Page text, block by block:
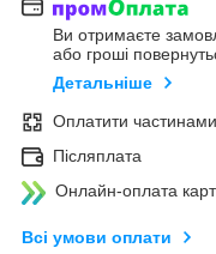
Ви отримаєте
або гроші
Детальніше
Оплатити частинами
Післяплата
Онлайн-оплата
Всі умови оплати